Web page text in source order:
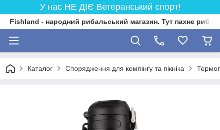
У нас НЕ ДІЄ Ветеранський спорт!
Fishland - народний рибальський магазин. Тут пахне
Каталог Спорядження для кемпінгу та пікніка